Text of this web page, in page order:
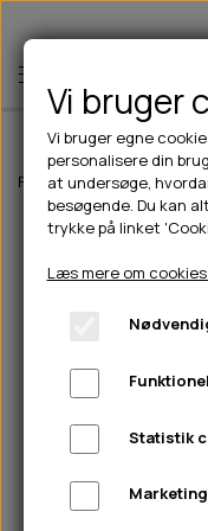
🦴
🍖
🐾
Forside Til hunde Pleje
Vi bruger
Vi bruger egne
personalisere din
at undersøge,
besøgende. Du kan
trykke på linket
Læs mere om
Statistik